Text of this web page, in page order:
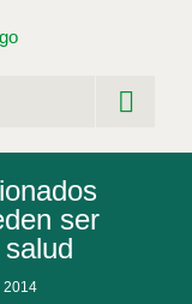
ser
2014